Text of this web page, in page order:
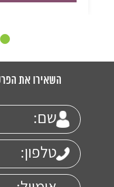
השאירו את